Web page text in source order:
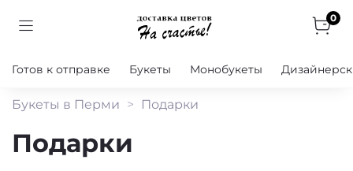
0
Готов к отправке Букеты Монобукеты
Букеты в Перми Подарки
Подарки